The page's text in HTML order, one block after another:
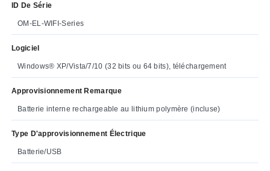
ID De Série
OM-EL-WIFI-Series
Logiciel
Windows® XP/Vista/7/10 (32 bits ou 64 bits), téléchargement
Approvisionnement Remarque
Batterie interne rechargeable au lithium polymère (incluse)
Type D'approvisionnement Électrique
Batterie/USB